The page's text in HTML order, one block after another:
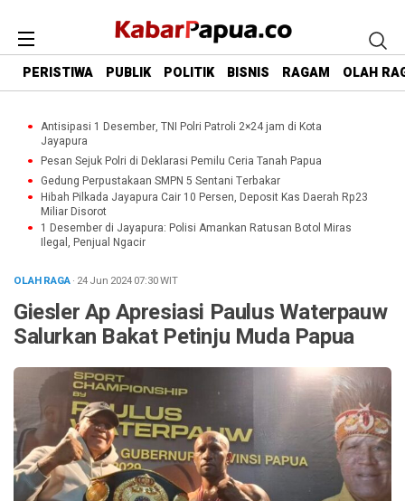
PERISTIWA PUBLIK POLITIK BISNIS RAGAM OLAH
Antisipasi 1 Desember, TNI Polri Patroli 2×24 jam di Kota
Jayapura
Pesan Sejuk Polri di Deklarasi Pemilu Ceria Tanah Papua
Gedung Perpustakaan SMPN 5 Sentani Terbakar
Hibah Pilkada Jayapura Cair 10 Persen, Deposit Kas Daerah Rp23
Miliar Disorot
1 Desember di Jayapura: Polisi Amankan Ratusan Botol Miras
Ilegal, Penjual Ngacir
OLAH RAGA· 24 Jun 202407:30WIT
Giesler Ap Apresiasi Paulus Waterpauw
Salurkan Bakat Petinju Muda Papua